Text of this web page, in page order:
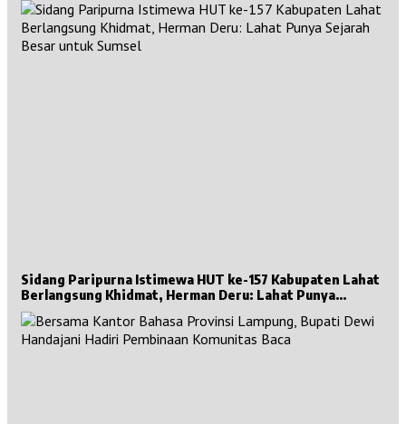
Sidang Paripurna Istimewa HUT ke-157 Kabupaten Lahat
Berlangsung Khidmat, Herman Deru: Lahat Punya
Sejarah Besar untuk Sumsel